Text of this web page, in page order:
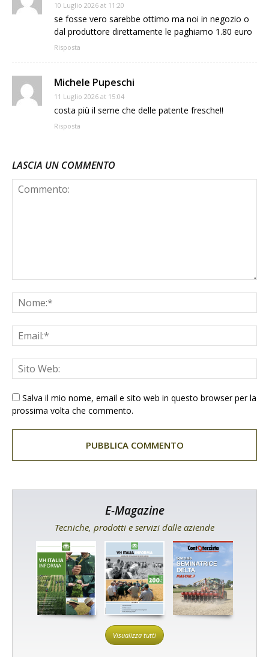
10 Luglio 2026 at 11:20
se fosse vero sarebbe ottimo ma noi in negozio o
dal produttore direttamente le paghiamo 1.80 euro
Risposta
Michele Pupeschi
11 Luglio 2026 at 15:04
costa più il seme che delle patente fresche!!
Risposta
LASCIA UN COMMENTO
Salva il mio nome, email e sito web in questo browser per la
prossima volta che commento.
E-Magazine
Tecniche, prodotti e servizi dalle aziende
Visualizza tutti